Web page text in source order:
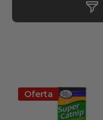
Oferta